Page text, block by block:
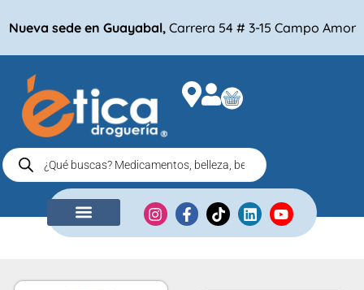
Nueva sede en Guayabal, Carrera 54 # 3-15 Campo Amor